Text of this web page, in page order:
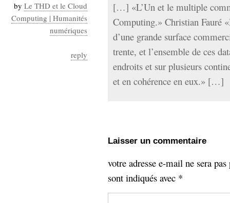
by Le THD et le Cloud
Computing | Humanités
numériques
reply
[…] «L’Un et le multiple
Computing.» Christian Fauré
d’une grande surface
trente, et l’ensemble de ces
endroits et sur plusieurs
et en cohérence en eux.» […]
Laisser un commentaire
votre adresse e-mail ne sera
sont indiqués avec *